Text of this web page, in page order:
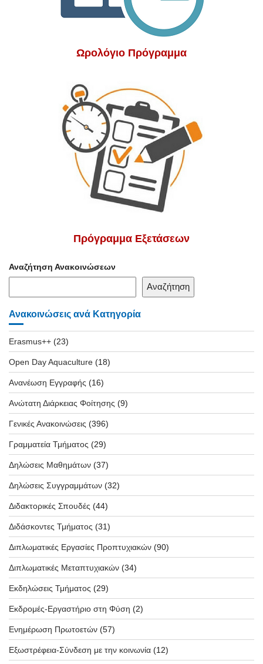
Ωρολόγιο Πρόγραμμα
Πρόγραμμα Εξετάσεων
Αναζήτηση Ανακοινώσεων
Αναζήτηση
Ανακοινώσεις ανά Κατηγορία
Erasmus++ (23)
Open Day Aquaculture (18)
Ανανέωση Εγγραφής (16)
Ανώτατη Διάρκειας Φοίτησης (9)
Γενικές Ανακοινώσεις (396)
Γραμματεία Τμήματος (29)
Δηλώσεις Μαθημάτων (37)
Δηλώσεις Συγγραμμάτων (32)
Διδακτορικές Σπουδές (44)
Διδάσκοντες Τμήματος (31)
Διπλωματικές Εργασίες Προπτυχιακών (90)
Διπλωματικές Μεταπτυχιακών (34)
Εκδηλώσεις Τμήματος (29)
Εκδρομές-Εργαστήριο στη Φύση (2)
Ενημέρωση Πρωτοετών (57)
Εξωστρέφεια-Σύνδεση με την κοινωνία (12)